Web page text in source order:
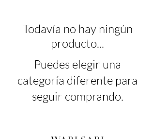
Todavía no hay ningún
producto...
Puedes elegir una
categoría diferente para
seguir comprando.